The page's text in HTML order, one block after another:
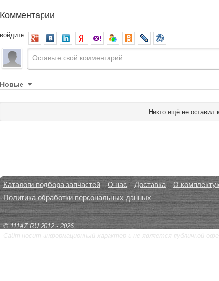
Комментарии
войдите
Новые
Никто ещё не оставил
Каталоги подбора запчастей О нас Доставка
О
Политика обработки персональных данных
© 111AZ.RU 2012 - 2026
Сайт носит информационный характер и не является публичной